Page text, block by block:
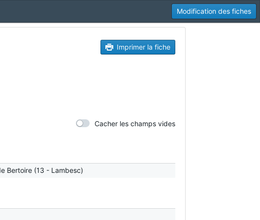
Modification des fiches
Imprimer la fiche
Cacher les champs vides
Bertoire (13 - Lambesc)